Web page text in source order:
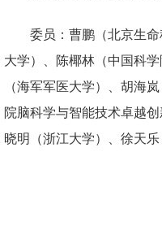
委员：曹鹏（北京生
大学）、陈椰林（中国科
（海军军医大学）、胡海
院脑科学与智能技术卓越
晓明（浙江大学）、徐天乐